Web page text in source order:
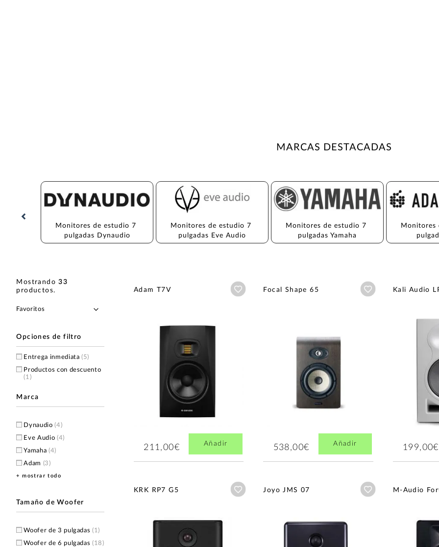
MARCAS DESTACADAS
Monitores de estudio 7
pulgadas Dynaudio
Monitores de estudio 7
pulgadas Eve Audio
Monitores de estudio 7
pulgadas Yamaha
Monitores
Mostrando33
productos.
Opciones de filtro
Entrega inmediata(5)
Productos con descuento
(1)
Marca
Dynaudio(4)
Eve Audio (4)
Yamaha (4)
Adam (3)
Genelec(3)
HEDD (2)
Kali Audio(2)
Palmer
(2)
IK Multimedia
(1)
+ mostrar todo
Tamaño de Woofer
Woofer de 3 pulgadas(1)
Woofer de 6 pulgadas(18)
Adam T7V Añadir a wishlist
211,00€ Añadir
Focal Shape 65 Añadir a wishlist
538,00€ Añadir
Kali Audio
199,00€
KRK RP7 G5 Añadir a wishlist
Joyo JMS 07 Añadir a wishlist
M-Audio